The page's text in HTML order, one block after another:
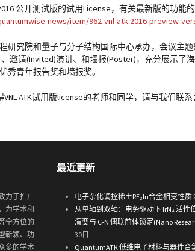
公开测试版的试用License，有关最新版的功能
news/item/962-vnl-atk-2016-preview-
研究院和量子与分子结构国际中心承办，会议主
邀请(Invited)演讲、和墙报(Poster)，充分展示
秀青年报告奖和墙报奖。
ATK试用版license的老师和同学，请与我们联
力于推广
为学术和
全方位的
新颖、功
多的学术
最近更新
电子杂化调控稀土RE₂In合金相变性质
从单轴到双轴：电势驱动下 IrN₄ 活性
演变与 C-N 偶联前体锁定(Nano
30日
QuantumATK 低维电子材料与器件合